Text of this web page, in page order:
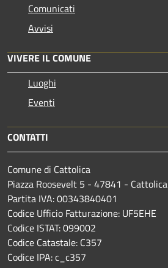
Comunicati
Avvisi
VIVERE IL COMUNE
Luoghi
Eventi
CONTATTI
Comune di Cattolica
Piazza Roosevelt 5 - 47841 - Cattolica
Partita IVA: 00343840401
Codice Ufficio Fatturazione: UF5EHE
Codice ISTAT: 099002
Codice Catastale: C357
Codice IPA: c_c357